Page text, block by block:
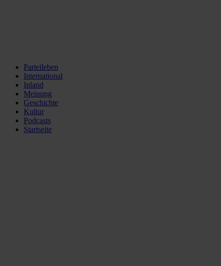
Parteileben
International
Inland
Meinung
Geschichte
Kultur
Podcasts
Startseite